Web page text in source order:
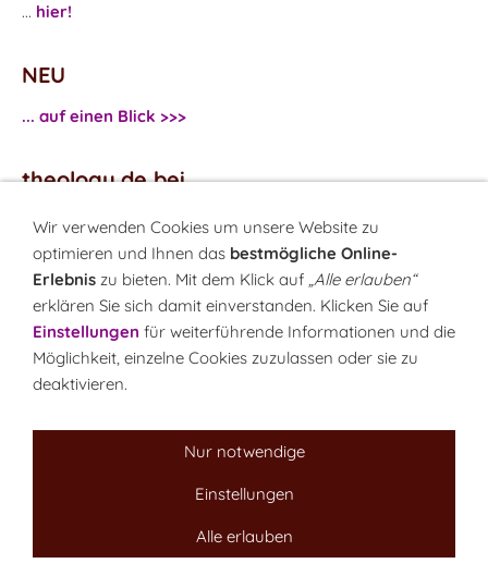
... hier!
NEU
... auf einen Blick >>>
theology.de bei
...Facebook
...Twitter
Monatsrätsel
Rätseln & Gewinnen!
LINK-Hinweis
Über unsKontakt
Wir verwenden Cookies um unsere Website zu
optimieren und Ihnen das bestmögliche Online-
Erlebnis zu bieten. Mit dem Klick auf „Alle erlauben“
erklären Sie sich damit einverstanden. Klicken Sie auf
Einstellungen für weiterführende Informationen und die
Möglichkeit, einzelne Cookies zuzulassen oder sie zu
deaktivieren.
Nur notwendige
Einstellungen
Alle erlauben